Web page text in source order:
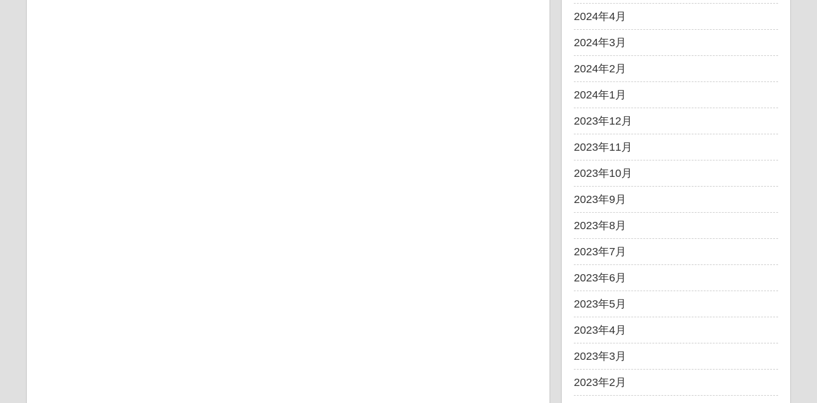
2024年4月
2024年3月
2024年2月
2024年1月
2023年12月
2023年11月
2023年10月
2023年9月
2023年8月
2023年7月
2023年6月
2023年5月
2023年4月
2023年3月
2023年2月